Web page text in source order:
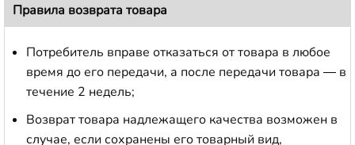
Правила возврата товара
Потребитель вправе отказаться от товара в любое
время до его передачи, а после передачи товара — в
течение 2 недель;
Возврат товара надлежащего качества возможен в
случае, если сохранены его товарный вид,